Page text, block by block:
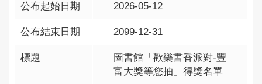
公布起始日期 2026-05-12
公布結束日期 2099-12-31
標題
圖書館「歡樂書香派對-豐
富大獎等您抽」得獎名單